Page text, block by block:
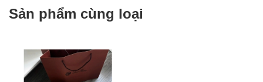
Sản phẩm cùng loại